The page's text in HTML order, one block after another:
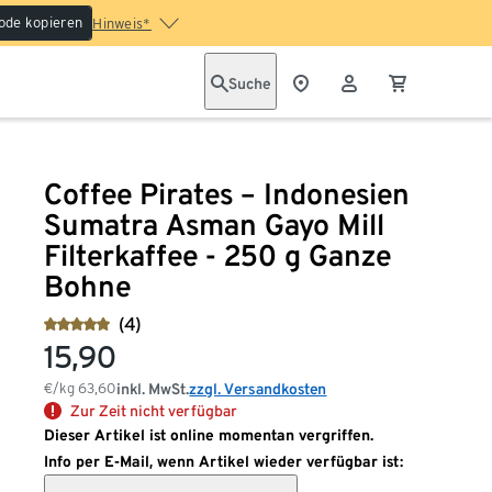
kopieren Hinweis*
Suche
Coffee Pirates – Indonesien
Sumatra Asman Gayo Mill
Filterkaffee - 250 g Ganze
Bohne
(4)
15,90
€/kg63,60inkl. MwSt.zzgl. Versandkosten
Zur Zeit nicht verfügbar
Dieser Artikel ist online momentan vergriffen.
Info per E-Mail, wenn Artikel wieder verfügbar ist: